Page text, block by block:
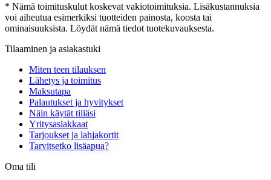
* Nämä toimituskulut koskevat vakiotoimituksia. Lisäkustannuksia
voi aiheutua esimerkiksi tuotteiden painosta, koosta tai
ominaisuuksista. Löydät nämä tiedot tuotekuvauksesta.
Tilaaminen ja asiakastuki
Miten teen tilauksen
Lähetys ja toimitus
Maksutapa
Palautukset ja hyvitykset
Näin käytät tiliäsi
Yritysasiakkaat
Tarjoukset ja lahjakortit
Tarvitsetko lisäapua?
Oma tili